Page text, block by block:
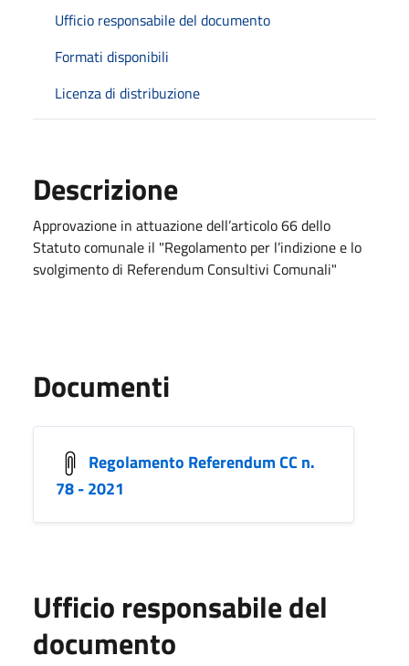
Ufficio responsabile del documento
Formati disponibili
Licenza di distribuzione
Descrizione
Approvazione in attuazione dell’articolo 66 dello
Statuto comunale il "Regolamento per l’indizione e lo
svolgimento di Referendum Consultivi Comunali"
Documenti
Regolamento Referendum CC n.
78 - 2021
Ufficio responsabile del
documento